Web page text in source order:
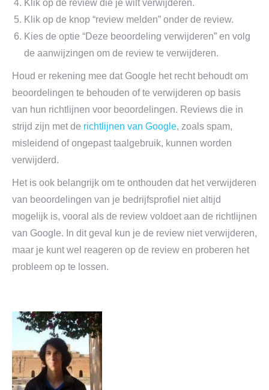
Klik op de review die je wilt verwijderen.
Klik op de knop “review melden” onder de review.
Kies de optie “Deze beoordeling verwijderen” en volg
de aanwijzingen om de review te verwijderen.
Houd er rekening mee dat Google het recht behoudt om
beoordelingen te behouden of te verwijderen op basis
van hun richtlijnen voor beoordelingen. Reviews die in
strijd zijn met de richtlijnen van Google, zoals spam,
misleidend of ongepast taalgebruik, kunnen worden
verwijderd.
Het is ook belangrijk om te onthouden dat het verwijderen
van beoordelingen van je bedrijfsprofiel niet altijd
mogelijk is, vooral als de review voldoet aan de richtlijnen
van Google. In dit geval kun je de review niet verwijderen,
maar je kunt wel reageren op de review en proberen het
probleem op te lossen.